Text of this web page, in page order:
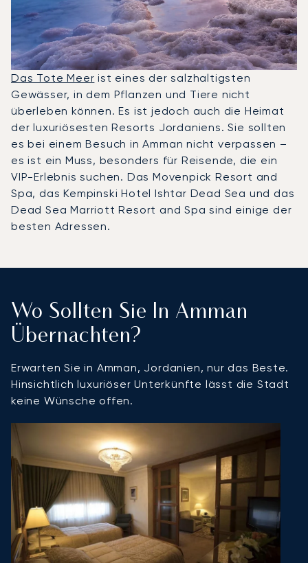
Das Tote Meer ist eines der salzhaltigsten
Gewässer, in dem Pflanzen und Tiere nicht
überleben können. Es ist jedoch auch die Heimat
der luxuriösesten Resorts Jordaniens. Sie sollten
es bei einem Besuch in Amman nicht verpassen –
es ist ein Muss, besonders für Reisende, die ein
VIP-Erlebnis suchen. Das Movenpick Resort and
Spa, das Kempinski Hotel Ishtar Dead Sea und das
Dead Sea Marriott Resort and Spa sind einige der
besten Adressen.
Wo Sollten Sie In Amman
Übernachten?
Erwarten Sie in Amman, Jordanien, nur das Beste.
Hinsichtlich luxuriöser Unterkünfte lässt die Stadt
keine Wünsche offen.